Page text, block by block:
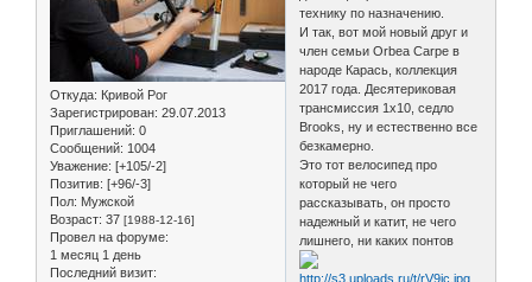
Откуда: Кривой Рог
Зарегистрирован: 29.07.2013
Приглашений: 0
Сообщений: 1004
Уважение: [+105/-2]
Позитив: [+96/-3]
Пол: Мужской
Возраст: 37 [1988-12-16]
Провел на форуме:
1 месяц 1 день
Последний визит:
технику по назначению.
И так, вот мой новый друг и
член семьи Orbea Carpe в
народе Карась, коллекция
2017 года. Десятериковая
трансмиссия 1х10, седло
Brooks, ну и естественно все
безкамерно.
Это тот велосипед про
который не чего
рассказывать, он просто
надежный и катит, не чего
лишнего, ни каких понтов